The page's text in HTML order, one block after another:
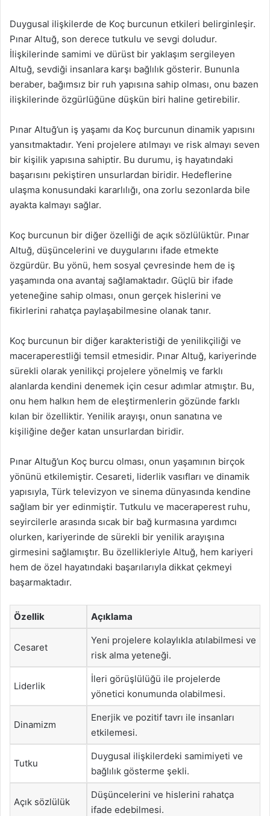
Duygusal ilişkilerde de Koç burcunun etkileri belirginleşir.
Pınar Altuğ, son derece tutkulu ve sevgi doludur.
İlişkilerinde samimi ve dürüst bir yaklaşım sergileyen
Altuğ, sevdiği insanlara karşı bağlılık gösterir. Bununla
beraber, bağımsız bir ruh yapısına sahip olması, onu bazen
ilişkilerinde özgürlüğüne düşkün biri haline getirebilir.
Pınar Altuğ’un iş yaşamı da Koç burcunun dinamik yapısını
yansıtmaktadır. Yeni projelere atılmayı ve risk almayı seven
bir kişilik yapısına sahiptir. Bu durumu, iş hayatındaki
başarısını pekiştiren unsurlardan biridir. Hedeflerine
ulaşma konusundaki kararlılığı, ona zorlu sezonlarda bile
ayakta kalmayı sağlar.
Koç burcunun bir diğer özelliği de açık sözlülüktür. Pınar
Altuğ, düşüncelerini ve duygularını ifade etmekte
özgürdür. Bu yönü, hem sosyal çevresinde hem de iş
yaşamında ona avantaj sağlamaktadır. Güçlü bir ifade
yeteneğine sahip olması, onun gerçek hislerini ve
fikirlerini rahatça paylaşabilmesine olanak tanır.
Koç burcunun bir diğer karakteristiği de yenilikçiliği ve
maceraperestliği temsil etmesidir. Pınar Altuğ, kariyerinde
sürekli olarak yenilikçi projelere yönelmiş ve farklı
alanlarda kendini denemek için cesur adımlar atmıştır. Bu,
onu hem halkın hem de eleştirmenlerin gözünde farklı
kılan bir özelliktir. Yenilik arayışı, onun sanatına ve
kişiliğine değer katan unsurlardan biridir.
Pınar Altuğ’un Koç burcu olması, onun yaşamının birçok
yönünü etkilemiştir. Cesareti, liderlik vasıfları ve dinamik
yapısıyla, Türk televizyon ve sinema dünyasında kendine
sağlam bir yer edinmiştir. Tutkulu ve maceraperest ruhu,
seyircilerle arasında sıcak bir bağ kurmasına yardımcı
olurken, kariyerinde de sürekli bir yenilik arayışına
girmesini sağlamıştır. Bu özellikleriyle Altuğ, hem kariyeri
hem de özel hayatındaki başarılarıyla dikkat çekmeyi
başarmaktadır.
Özellik Açıklama
Cesaret
Yeni projelere kolaylıkla atılabilmesi ve
risk alma yeteneği.
Liderlik
İleri görüşlülüğü ile projelerde
yönetici konumunda olabilmesi.
Dinamizm
Enerjik ve pozitif tavrı ile insanları
etkilemesi.
Tutku
Duygusal ilişkilerdeki samimiyeti ve
bağlılık gösterme şekli.
Açık sözlülük
Düşüncelerini ve hislerini rahatça
ifade edebilmesi.